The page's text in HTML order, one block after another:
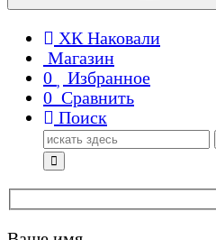
ХК Наковали
Магазин
0
Избранное
0 Сравнить
Поиск
Поиск
для: